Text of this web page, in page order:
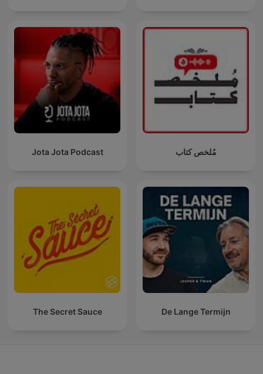
Jota Jota Podcast مُلخص كتاب
The Secret Sauce De Lange Termijn